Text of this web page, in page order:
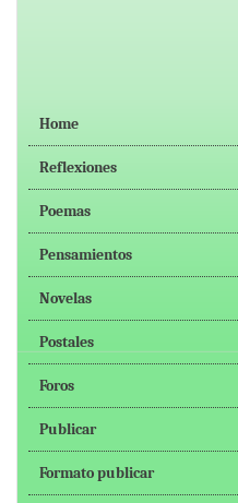
Home
Reflexiones
Poemas
Pensamientos
Novelas
Postales
Foros
Publicar
Formato publicar